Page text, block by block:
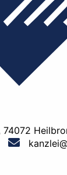
74072